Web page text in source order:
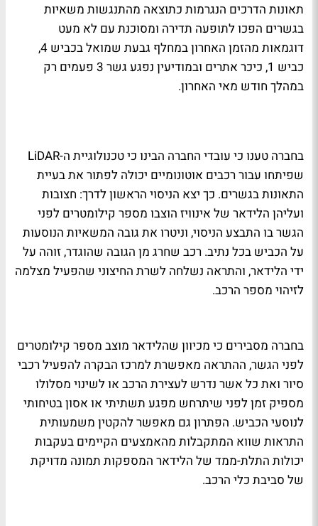
תאונות הדרכים הנגרמות כתוצאה מהתנגשות משאיות
בגשרים הפכו לתופעה תדירה ומסוכנת עם לא מעט
דוגמאות מהזמן האחרון במחלף גבעת שמואל בכביש 4,
כביש 1, כיכר אתרים ובמודיעין נפגע גשר 3 פעמים רק
במהלך חודש מאי האחרון.
בחברה טענו כי עובדי החברה הבינו כי טכנולוגיית ה-LiDAR
שפיתחו עבור רכבים אוטונומיים יכולה לפתור את בעיית
התאונות בגשרים. כך יצא הניסוי הראשון לדרך: חצובות
ועליהן הלידאר של אינוויז הוצבו מספר קילומטרים לפני
הגשר בו התבצע הניסוי, וניטרו את גובה המשאיות הנוסעות
על הכביש בכל נתיב. רכב שחרג מן הגובה שהוגדר, זוהה על
ידי הלידאר, והתראה נשלחה לשרת החיצוני שהפעיל מצלמה
לזיהוי מספר הרכב.
בחברה מסבירים כי מכיוון שהלידאר מוצב מספר קילומטרים
לפני הגשר, ההתראה מאפשרת למרכז הבקרה להפעיל רכבי
סיור ואת כל אשר נדרש לעצירת הרכב או לשינוי מסלולו
מספיק זמן לפני שיתרחש מפגע תשתיתי או אסון בטיחותי
לנוסעי הכביש. הפתרון גם מאפשר להקטין משמעותית
התראות שווא המתקבלות מהאמצעים הקיימים בעקבות
יכולות התלת-ממד של הלידאר המספקות תמונה מדויקת
של סביבת כלי הרכב.